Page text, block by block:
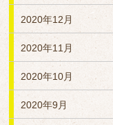
2020年12月
2020年11月
2020年10月
2020年9月